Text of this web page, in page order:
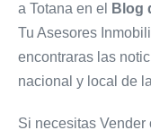
a Totana en el
Blog
Tu Asesores
encontraras las
nacional y local de
Si necesitas